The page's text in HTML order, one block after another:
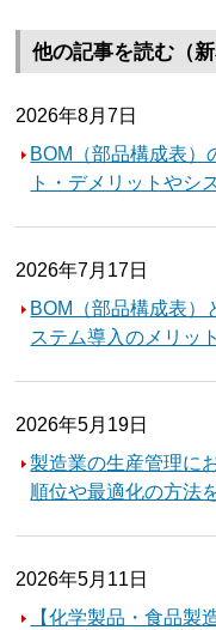
他の記事を読む（新
2026年8月7日
BOM（部品構成表）
ト・デメリットやシ
2026年7月17日
BOM（部品構成表）
ステム導入のメリッ
2026年5月19日
製造業の生産管理に
順位や最適化の方法
2026年5月11日
【化学製品・食品